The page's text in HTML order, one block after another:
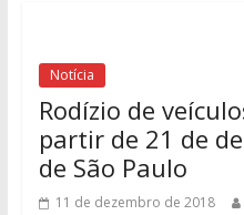
Notícia
Rodízio de
partir de 21 de
de São Paulo
11 de dezembro de 2018